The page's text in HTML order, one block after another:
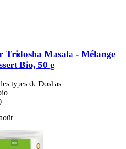
Tridosha Masala -​ Mélange
Bio, 50 g
types de Doshas